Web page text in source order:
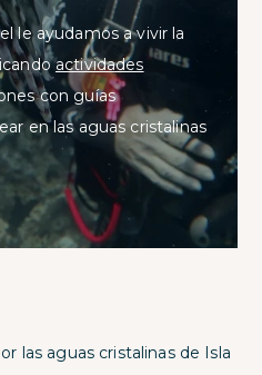
le ayudamos a vivir la
actividades
con guías
en las aguas cristalinas